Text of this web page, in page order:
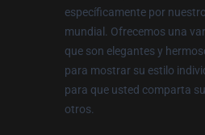
específicamente por
mundial. Ofrecemos una
que son elegantes y
para mostrar su estilo
para que usted comparta
otros.